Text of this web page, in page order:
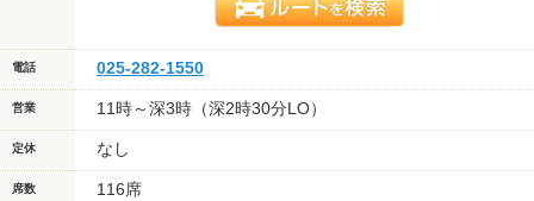
電話 025-282-1550
営業 11時～深3時（深2時30分LO）
定休 なし
席数 116席